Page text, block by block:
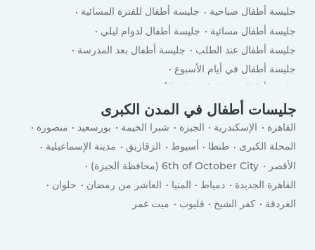
جليسة أطفال صباحية
جليسة أطفال للفترة المسائية
جليسة أطفال مسائية
جليسة أطفال لدوام ليلي
جليسة أطفال عند الطلب
جليسة أطفال بعد المدرسة
جليسة أطفال في أيام الأسبوع
جليسة أطفال في لعطلة نهاية الأسبوع
جليسات أطفال في المدن الكبرى
القاهرة الإسكندرية الجيزة شبرا الخيمة بورسعيد
منصورة
المحلة الكبرى
طنطا أسيوط الزقازيق
مدينة الإسماعيلية
الأقصر
6th of October City (محافظة الجيزة)
القاهرة الجديدة
دمياط المنيا العاشر من رمضان
حلوان
الغردقة
كفر الشيخ قليوب ميت غمر